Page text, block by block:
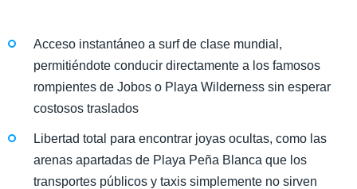
Acceso instantáneo a surf de clase mundial,
permitiéndote conducir directamente a los famosos
rompientes de Jobos o Playa Wilderness sin esperar
costosos traslados
Libertad total para encontrar joyas ocultas, como las
arenas apartadas de Playa Peña Blanca que los
transportes públicos y taxis simplemente no sirven